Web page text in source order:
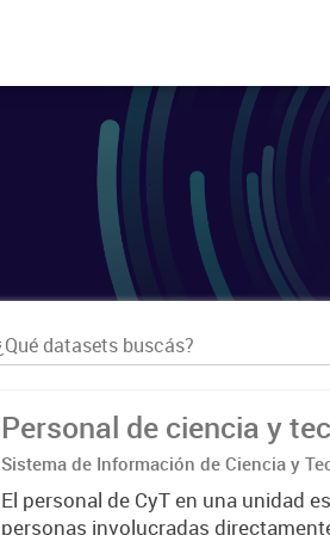
Personal de ciencia y
Sistema de Información de Ciencia y
El personal de CyT en una unidad
personas involucradas